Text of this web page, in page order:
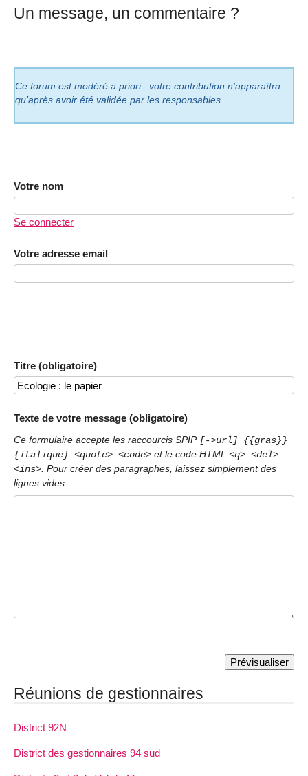
Un message, un commentaire ?
Ce forum est modéré a priori : votre contribution n’apparaîtra
qu’après avoir été validée par les responsables.
Votre nom
Se connecter
Votre adresse email
Titre (obligatoire)
Texte de votre message (obligatoire)
Ce formulaire accepte les raccourcis SPIP [->url] {{gras}}
{italique} <quote> <code> et le code HTML <q> <del>
<ins>. Pour créer des paragraphes, laissez simplement des
lignes vides.
Réunions de gestionnaires
District 92N
District des gestionnaires 94 sud